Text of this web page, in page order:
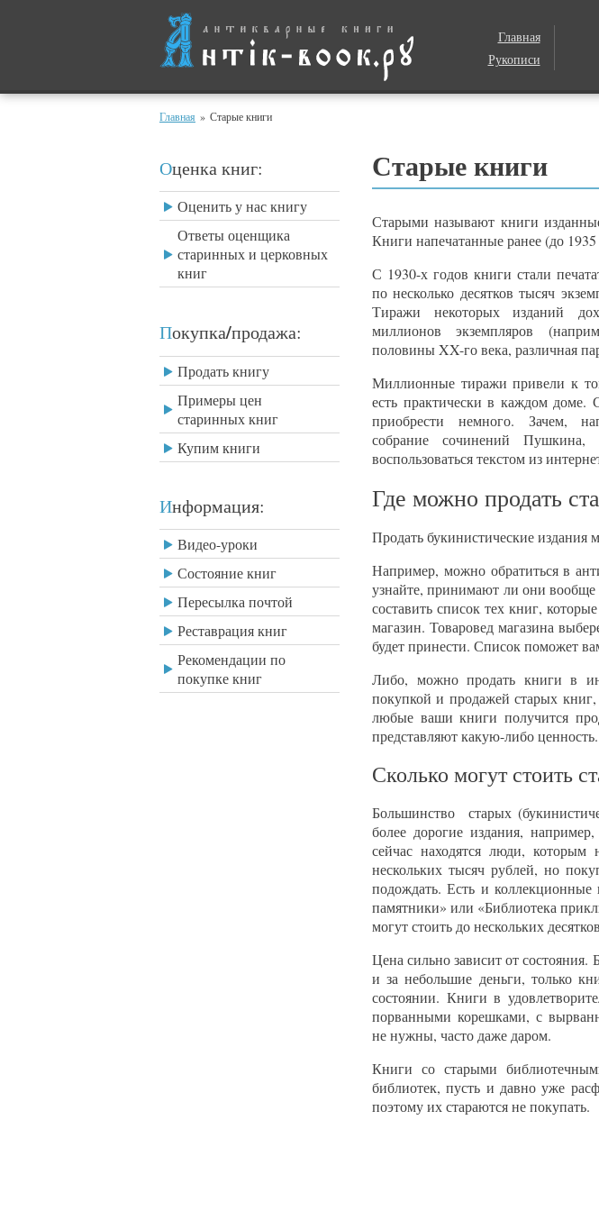
Главная
Рукописи
Главная » Старые книги
Оценка книг:
Оценить у нас книгу
Ответы оценщика
старинных и церковных
книг
Покупка/продажа:
Продать книгу
Примеры цен
старинных книг
Купим книги
Информация:
Видео-уроки
Состояние книг
Пересылка почтой
Реставрация книг
Рекомендации по
покупке книг
Старые книги
Старыми называют книги
Книги напечатанные ранее (до
С 1930-х годов книги стали
по несколько десятков тысяч
Тиражи некоторых изданий
миллионов экземпляров
половины XX-го века, различная
Миллионные тиражи привели к
есть практически в каждом доме.
приобрести немного. Зачем,
собрание сочинений
воспользоваться текстом из
Где можно продать
Продать букинистические издания
Например, можно обратиться в
узнайте, принимают ли они
составить список тех книг,
магазин. Товаровед магазина
будет принести. Список поможет
Либо, можно продать книги в
покупкой и продажей старых
любые ваши книги получится
представляют какую-либо ценность.
Сколько могут стоить
Большинство старых
более дорогие издания,
сейчас находятся люди,
нескольких тысяч рублей, но
подождать. Есть и
памятники» или «Библиотека
могут стоить до нескольких
Цена сильно зависит от
и за небольшие деньги, только
состоянии. Книги в
порванными корешками, с
не нужны, часто даже даром.
Книги со старыми
библиотек, пусть и давно уже
поэтому их стараются не покупать.